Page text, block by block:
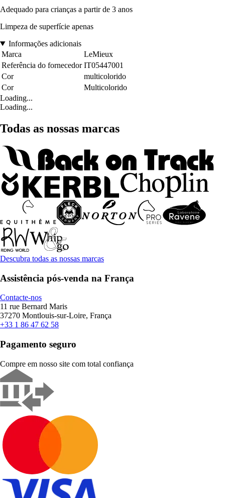
Adequado para crianças a partir de 3 anos
Limpeza de superfície apenas
Informações adicionais
Marca
LeMieux
Referência do fornecedor IT05447001
Cor
multicolorido
Cor
Multicolorido
Loading...
Loading...
Todas as nossas marcas
Descubra todas as nossas marcas
Assistência pós-venda na França
Contacte-nos
11 rue Bernard Maris
37270 Montlouis-sur-Loire, França
+33 1 86 47 62 58
Pagamento seguro
Compre em nosso site com total confiança